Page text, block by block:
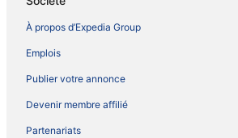
À propos d’Expedia Group
Emplois
Publier votre annonce
Devenir membre affilié
Partenariats